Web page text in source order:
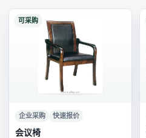
可采购
企业采购 快速报价
会议椅